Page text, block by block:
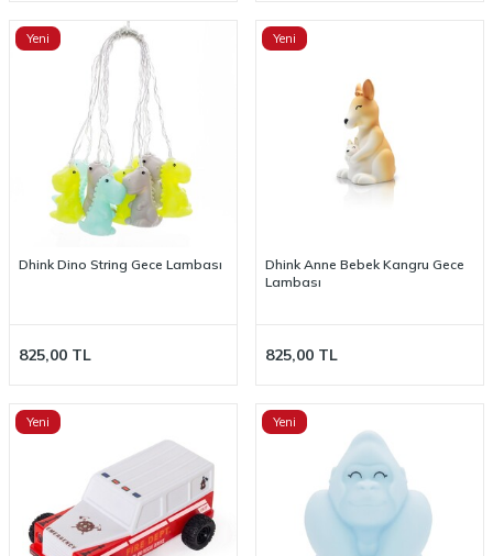
Yeni
Dhink Dino String Gece Lambası
825,00 TL
Yeni
Dhink Anne Bebek Kangru Gece
Lambası
825,00 TL
Yeni Yeni